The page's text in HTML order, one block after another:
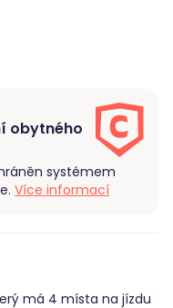
obytného
systémem
Více informací
má 4 místa na jízdu